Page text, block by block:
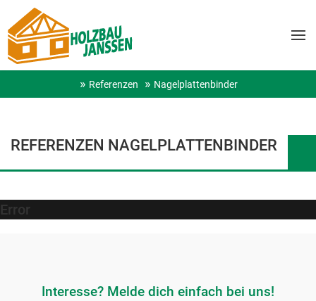
Referenzen Nagelplattenbinder
REFERENZEN NAGELPLATTENBINDER
Error
Interesse? Melde dich einfach bei uns!